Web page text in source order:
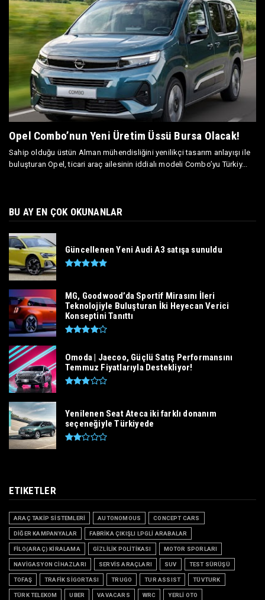
Opel Combo’nun Yeni Üretim Üssü Bursa Olacak!
Sahip olduğu üstün Alman mühendisliğini yenilikçi tasarım anlayışı ile
buluşturan Opel, ticari araç ailesinin iddialı modeli Combo’yu Türkiy...
BU AY EN ÇOK OKUNANLAR
Güncellenen Yeni Audi A3 satışa sunuldu
MG, Goodwood’da Sportif Mirasını İleri
Teknolojiyle Buluşturan İki Heyecan Verici
Konseptini Tanıttı
Omoda | Jaecoo, Güçlü Satış Performansını
Temmuz Fiyatlarıyla Destekliyor!
Yenilenen Seat Ateca iki farklı donanım
seçeneğiyle Türkiyede
ETIKETLER
ARAÇ TAKİP SİSTEMLERİ AUTONOMOUS CONCEPT CARS
DİĞER KAMPANYALAR FABRİKA ÇIKIŞLI LPGLİ ARABALAR
FİLO(ARAÇ) KİRALAMA GİZLİLİK POLİTİKASI MOTOR SPORLARI
NAVİGASYON CİHAZLARI SERVİS ARAÇLARI SUV TEST SÜRÜŞÜ
TOFAŞ TRAFİK SİGORTASI TRUGO TUR ASSIST TÜVTURK
TÜRK TELEKOM UBER VAVACARS WRC YERLİ OTO